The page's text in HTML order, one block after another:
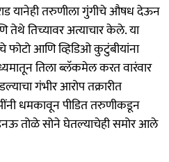
यानेही तरुणीला गुंगीचे औषध देऊन
तिच्यावर अत्याचार केले. या
फोटो आणि व्हिडिओ कुटुंबीयांना
तिला ब्लॅकमेल करत वारंवार
गंभीर आरोप तक्रारीत
धमकावून पीडित तरुणीकडून
तोळे सोने घेतल्याचेही समोर आले